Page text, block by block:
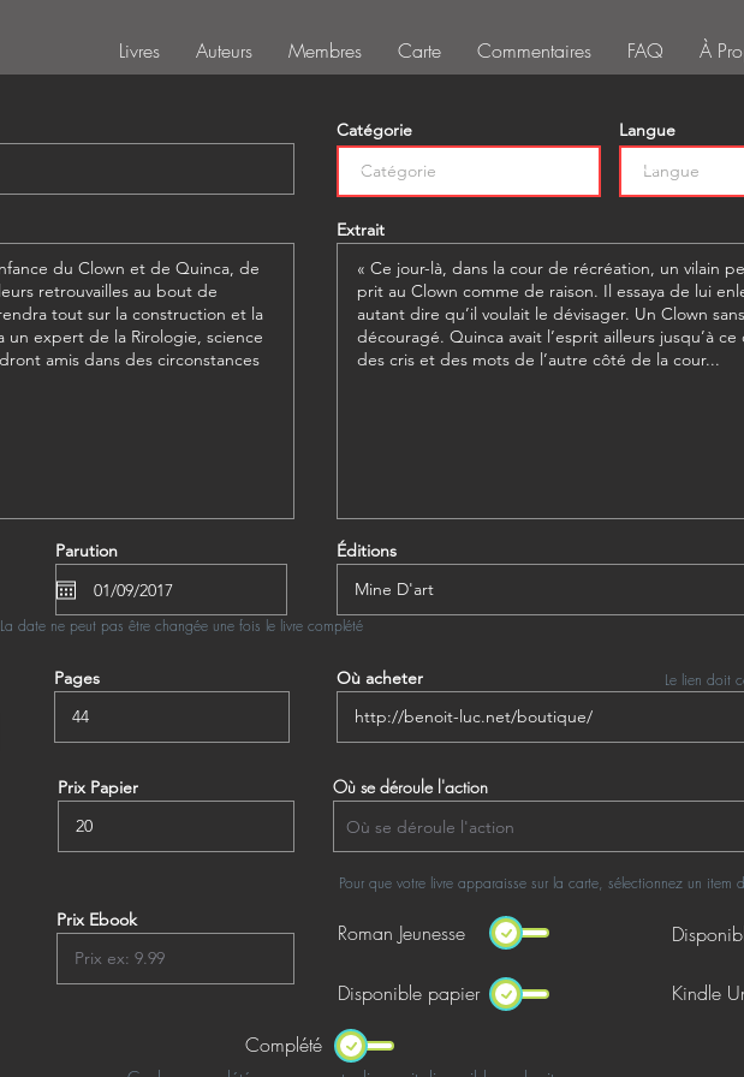
Livres Auteurs Membres Carte Commentaires FAQ À
Catégorie Langue
Extrait
Éditions
Pages
Parution
La date ne peut pas être changée une fois le livre complété
Le lien doit
Où acheter
Prix Papier Où se déroule l'action
Pour que votre livre apparaisse sur la carte, sélectionnez un item
Prix Ebook Roman Jeunesse
Disponible papier
Kindle
Complété